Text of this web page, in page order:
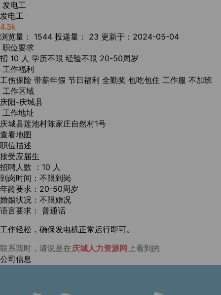
发电工
发电工
4.3k
浏览量： 1544 投递量： 23 更新于：2024-05-04
职位要求
招 10 人 学历不限 经验不限 20-50周岁
工作福利
工伤保险 带薪年假 节日福利 全勤奖 包吃包住 工作服 不加班
工作区域
庆阳-庆城县
工作地址
庆城县莲池村陈家庄自然村1号
查看地图
职位描述
接受应届生
招聘人数 ：10 人
到岗时间：不限到岗
年龄要求：20-50周岁
婚姻状况：不限婚况
语言要求： 普通话
工作轻松，确保发电机正常运行即可。
联系我时，请说是在 庆城人力资源网 上看到的
公司信息